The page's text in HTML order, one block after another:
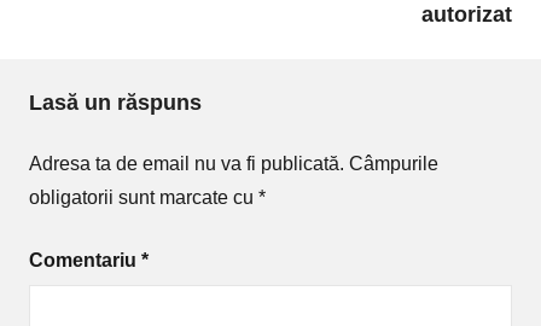
autorizat
Lasă un răspuns
Adresa ta de email nu va fi publicată. Câmpurile
obligatorii sunt marcate cu *
Comentariu *